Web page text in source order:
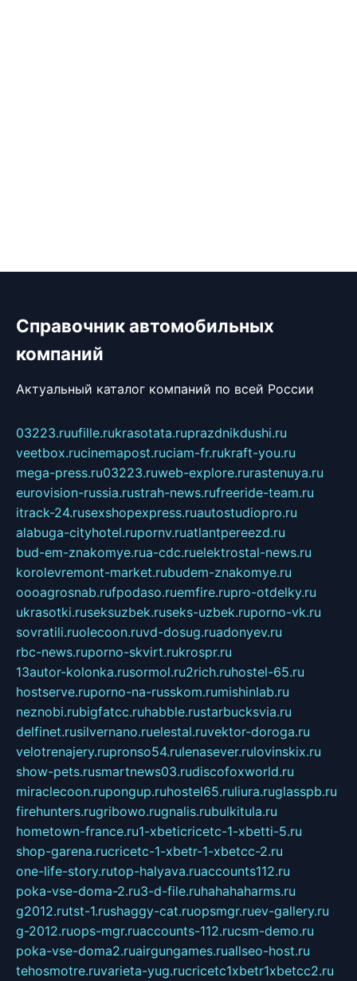
Справочник автомобильных
компаний
Актуальный каталог компаний по всей России
03223.ruufille.rukrasotata.ruprazdnikdushi.ru
veetbox.rucinemapost.ruciam-fr.rukraft-you.ru
mega-press.ru03223.ruweb-explore.rurastenuya.ru
eurovision-russia.rustrah-news.rufreeride-team.ru
itrack-24.rusexshopexpress.ruautostudiopro.ru
alabuga-cityhotel.rupornv.ruatlantpereezd.ru
bud-em-znakomye.rua-cdc.ruelektrostal-news.ru
korolevremont-market.rubudem-znakomye.ru
oooagrosnab.rufpodaso.ruemfire.rupro-otdelky.ru
ukrasotki.ruseksuzbek.ruseks-uzbek.ruporno-vk.ru
sovratili.ruolecoon.ruvd-dosug.ruadonyev.ru
rbc-news.ruporno-skvirt.rukrospr.ru
13autor-kolonka.rusormol.ru2rich.ruhostel-65.ru
hostserve.ruporno-na-russkom.rumishinlab.ru
neznobi.rubigfatcc.ruhabble.rustarbucksvia.ru
delfinet.rusilvernano.ruelestal.ruvektor-doroga.ru
velotrenajery.rupronso54.rulenasever.rulovinskix.ru
show-pets.rusmartnews03.rudiscofoxworld.ru
miraclecoon.rupongup.ruhostel65.ruliura.ruglasspb.ru
firehunters.rugribowo.rugnalis.rubulkitula.ru
hometown-france.ru1-xbeticricetc-1-xbetti-5.ru
shop-garena.rucricetc-1-xbetr-1-xbetcc-2.ru
one-life-story.rutop-halyava.ruaccounts112.ru
poka-vse-doma-2.ru3-d-file.ruhahahaharms.ru
g2012.rutst-1.rushaggy-cat.ruopsmgr.ruev-gallery.ru
g-2012.ruops-mgr.ruaccounts-112.rucsm-demo.ru
poka-vse-doma2.ruairgungames.ruallseo-host.ru
tehosmotre.ruvarieta-yug.rucricetc1xbetr1xbetcc2.ru